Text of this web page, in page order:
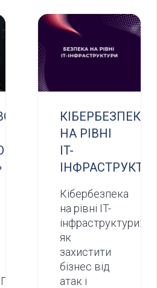
КІБЕРБЕЗПЕКА
НА РІВНІ
IT-
Кібербезпека
на рівні IT-
інфраструктури:
як
захистити
бізнес від
атак і